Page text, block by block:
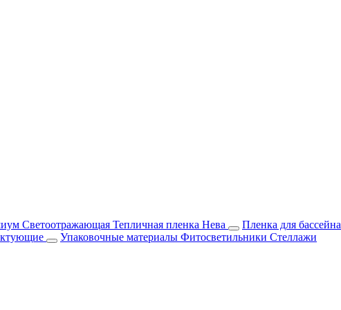
Светоотражающая Тепличная пленка Нева Пленка для бассейна
Упаковочные материалы Фитосветильники Стеллажи